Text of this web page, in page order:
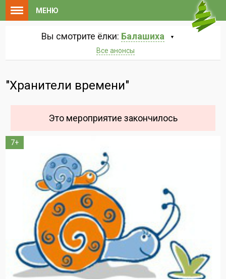
МЕНЮ
Вы смотрите ёлки: Балашиха
Все анонсы
"Хранители времени"
Это мероприятие закончилось
7+